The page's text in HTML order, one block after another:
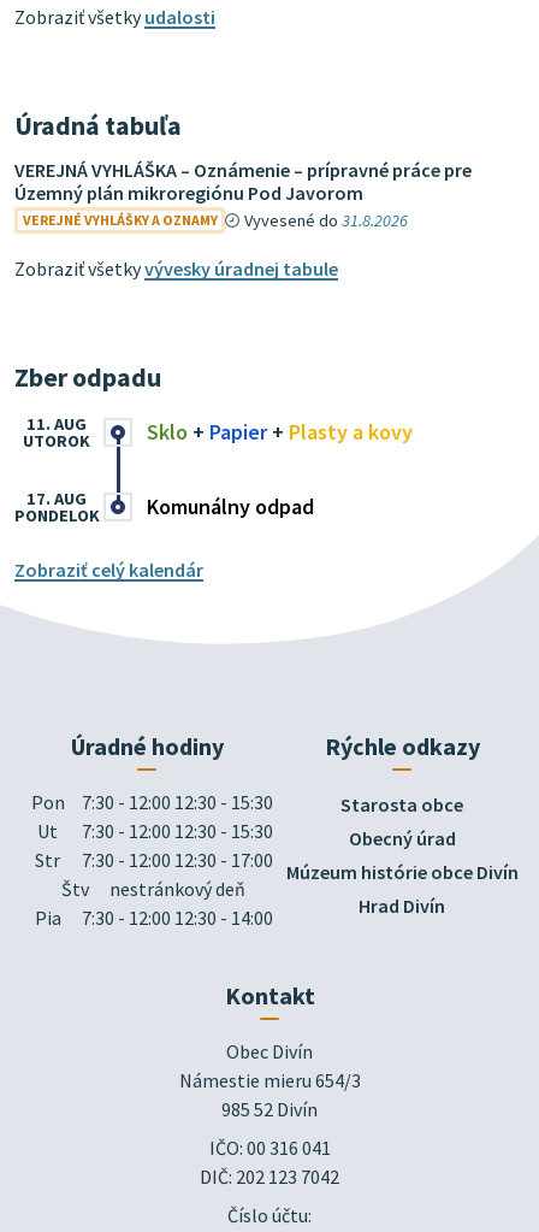
Zobraziť všetkyudalosti
Úradná tabuľa
VEREJNÁ VYHLÁŠKA – Oznámenie – prípravné práce pre
Územný plán mikroregiónu Pod Javorom
VEREJNÉ VYHLÁŠKY A OZNAMY Vyvesené do31.8.2026
Zobraziť všetkyvývesky úradnej tabule
Zber odpadu
Sklo + Papier+ Plasty a kovy
11. AUG
UTOROK
Komunálny odpad
17. AUG
PONDELOK
Zobraziť celý kalendár
Úradné hodiny
Pon
7:30 - 12:00 12:30 - 15:30
Ut
7:30 - 12:00 12:30 - 15:30
Str
7:30 - 12:00 12:30 - 17:00
Štv
nestránkový deň
Pia
7:30 - 12:00 12:30 - 14:00
Rýchle odkazy
Starosta obce
Obecný úrad
Múzeum histórie obce Divín
Hrad Divín
Kontakt
Obec Divín
Námestie mieru 654/3
985 52 Divín
IČO: 00 316 041
DIČ: 202 123 7042
Číslo účtu: